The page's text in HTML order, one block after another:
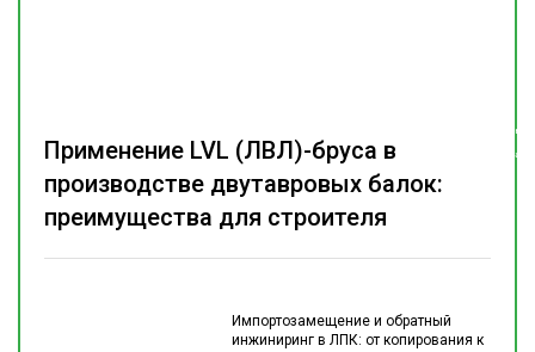
Импортозамещение и обратный
инжиниринг в ЛПК: от копирования к
Применение LVL (ЛВЛ)-бруса в
производстве двутавровых балок:
преимущества для строителя
Подпишитесь
телеграм-канал